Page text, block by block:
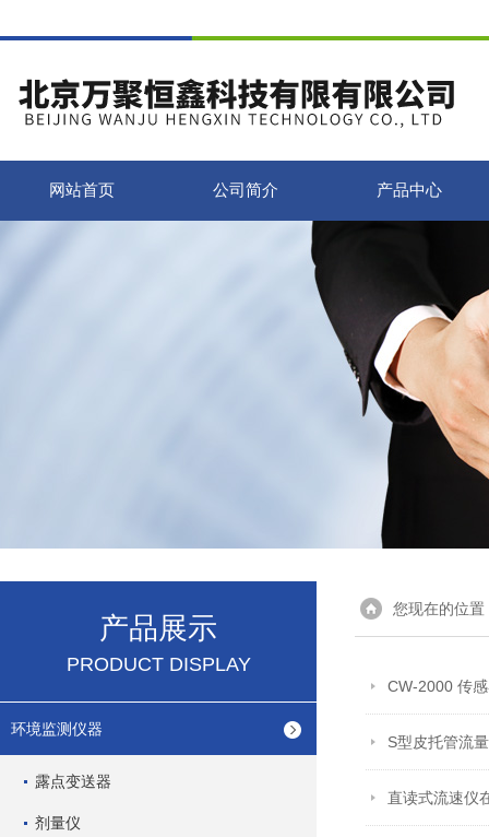
网站首页 公司简介 产品中心
产品展示
PRODUCT DISPLAY
环境监测仪器
露点变送器
剂量仪
您现在的位置
CW-2000 传
S型皮托管流
直读式流速仪